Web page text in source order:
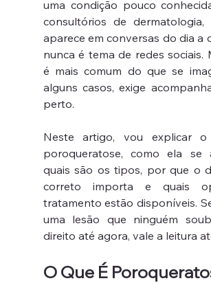
uma condição pouco
consultórios de dermatologia,
aparece em conversas do dia a
nunca é tema de redes sociais.
é mais comum do que se
alguns casos, exige
perto.
Neste artigo, vou explicar
poroqueratose, como ela se
quais são os tipos, por que o
correto importa e quais
tratamento estão disponíveis.
uma lesão que ninguém
direito até agora, vale a leitura
O Que É